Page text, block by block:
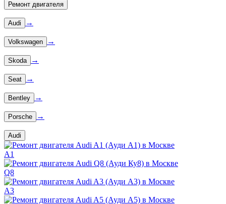
Ремонт двигателя
Audi →
Volkswagen →
Skoda →
Seat →
Bentley →
Porsche →
Audi
A1
Q8
A3